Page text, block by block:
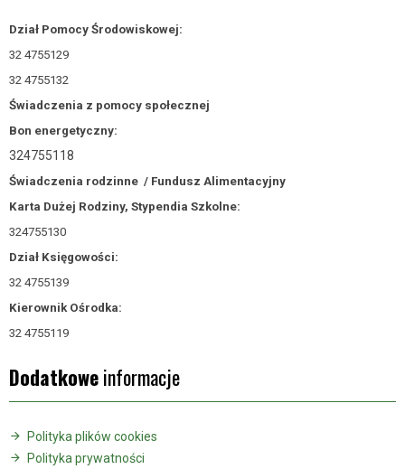
Dział Pomocy Środowiskowej:
32 4755129
32 4755132
Świadczenia z pomocy społecznej
Bon energetyczny:
324755118
Świadczenia rodzinne / Fundusz Alimentacyjny
Karta Dużej Rodziny, Stypendia Szkolne:
324755130
Dział Księgowości:
32 4755139
Kierownik Ośrodka:
32 4755119
Dodatkoweinformacje
Polityka plików cookies
Polityka prywatności